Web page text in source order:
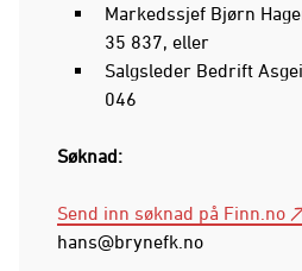
Markedssjef Bjørn
35 837, eller
Salgsleder Bedrift
046
Søknad:
Send inn søknad på Finn.no
hans@brynefk.no